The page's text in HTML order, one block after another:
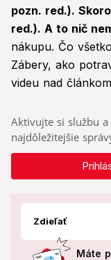
pozn. red.).
red.). A to nič
nákupu. Čo
Zábery, ako
videu nad
Aktivujte si službu
najdôležitejšie
Zdieľať
Máte